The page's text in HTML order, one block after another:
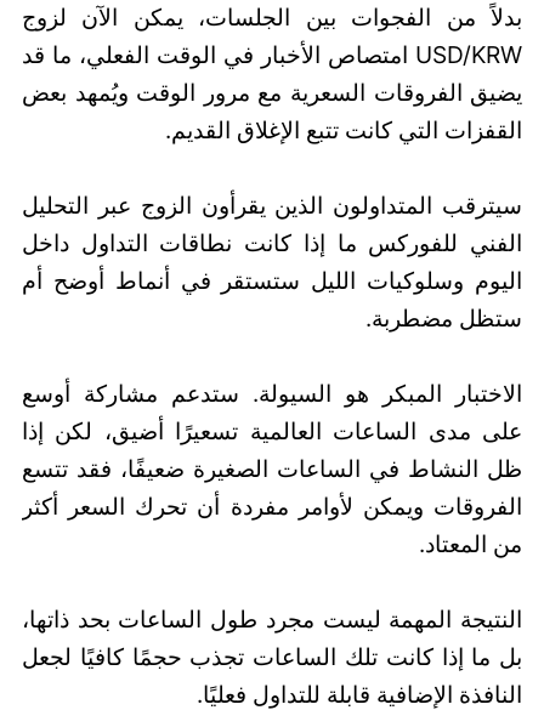
بدلاً من الفجوات بين الجلسات، يمكن الآن لزوج
USD/KRW امتصاص الأخبار في الوقت الفعلي، ما قد
يضيق الفروقات السعرية مع مرور الوقت ويُمهد بعض
القفزات التي كانت تتبع الإغلاق القديم.
سيترقب المتداولون الذين يقرأون الزوج عبر التحليل
الفني للفوركس ما إذا كانت نطاقات التداول داخل
اليوم وسلوكيات الليل ستستقر في أنماط أوضح أم
ستظل مضطربة.
الاختبار المبكر هو السيولة. ستدعم مشاركة أوسع
على مدى الساعات العالمية تسعيرًا أضيق، لكن إذا
ظل النشاط في الساعات الصغيرة ضعيفًا، فقد تتسع
الفروقات ويمكن لأوامر مفردة أن تحرك السعر أكثر
من المعتاد.
النتيجة المهمة ليست مجرد طول الساعات بحد ذاتها،
بل ما إذا كانت تلك الساعات تجذب حجمًا كافيًا لجعل
النافذة الإضافية قابلة للتداول فعليًا.